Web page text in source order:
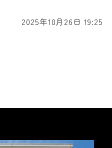
2025年10月26日 19:25